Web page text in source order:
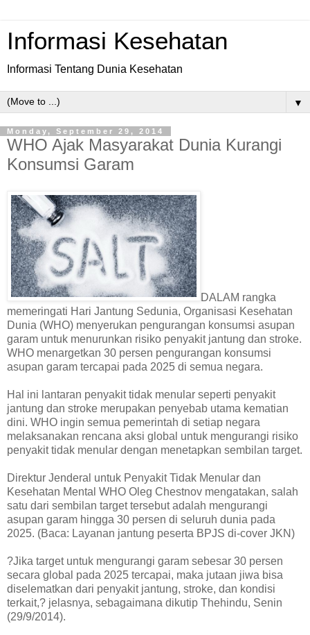
Informasi Kesehatan
Informasi Tentang Dunia Kesehatan
▼
Monday, September 29, 2014
WHO Ajak Masyarakat Dunia Kurangi
Konsumsi Garam
DALAM rangka
memeringati Hari Jantung Sedunia, Organisasi Kesehatan
Dunia (WHO) menyerukan pengurangan konsumsi asupan
garam untuk menurunkan risiko penyakit jantung dan stroke.
WHO menargetkan 30 persen pengurangan konsumsi
asupan garam tercapai pada 2025 di semua negara.
Hal ini lantaran penyakit tidak menular seperti penyakit
jantung dan stroke merupakan penyebab utama kematian
dini. WHO ingin semua pemerintah di setiap negara
melaksanakan rencana aksi global untuk mengurangi risiko
penyakit tidak menular dengan menetapkan sembilan target.
Direktur Jenderal untuk Penyakit Tidak Menular dan
Kesehatan Mental WHO Oleg Chestnov mengatakan, salah
satu dari sembilan target tersebut adalah mengurangi
asupan garam hingga 30 persen di seluruh dunia pada
2025. (Baca: Layanan jantung peserta BPJS di-cover JKN)
?Jika target untuk mengurangi garam sebesar 30 persen
secara global pada 2025 tercapai, maka jutaan jiwa bisa
diselematkan dari penyakit jantung, stroke, dan kondisi
terkait,? jelasnya, sebagaimana dikutip Thehindu, Senin
(29/9/2014).